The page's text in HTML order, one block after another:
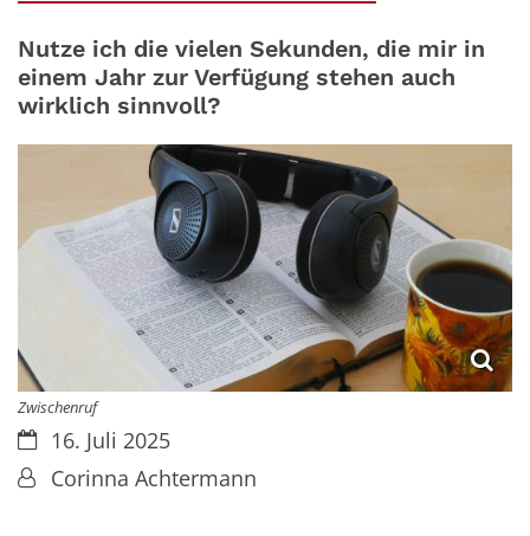
Nutze ich die vielen Sekunden, die mir in
einem Jahr zur Verfügung stehen auch
wirklich sinnvoll?
Zwischenruf
Datum:16. Juli 2025
Von:Corinna Achtermann